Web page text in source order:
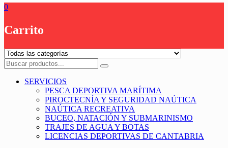
0
Carrito
SERVICIOS
PESCA DEPORTIVA MARÍTIMA
PIROCTECNÍA Y SEGURIDAD NAÚTICA
NAÚTICA RECREATIVA
BUCEO, NATACIÓN Y SUBMARINISMO
TRAJES DE AGUA Y BOTAS
LICENCIAS DEPORTIVAS DE CANTABRIA